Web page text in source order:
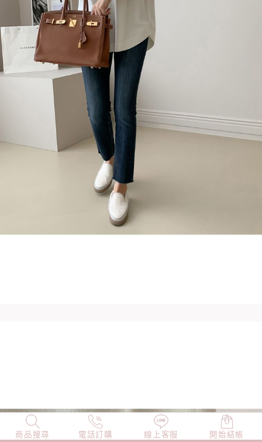
商品搜尋 電話訂購 線上客服 開始結帳
NEW 店長精選 TOP100 小編穿搭